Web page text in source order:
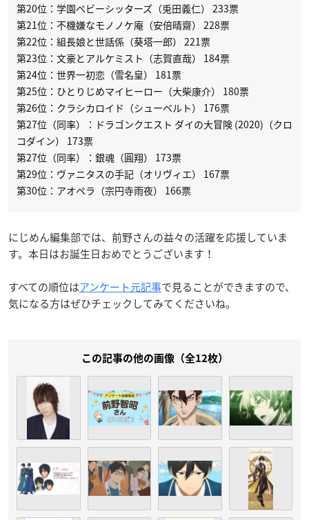
第20位：学園ベビーシッターズ（兎田義仁） 233票
第21位：不機嫌なモノノケ庵（安倍晴齋） 228票
第22位：組長娘と世話係（葵塔一郎） 221票
第23位：文豪とアルケミスト（志賀直哉） 184票
第24位：世界一初恋（雪名皇） 181票
第25位：ひとりじめマイヒーロー（大柴康介） 180票
第26位：クラシカロイド（シューベルト） 176票
第27位（同率）：ドラゴンクエスト ダイの大冒険 (2020)（クロ
コダイン） 173票
第27位（同率）：銀魂（圓翔） 173票
第29位：ヴァニタスの手記（オリヴィエ） 167票
第30位：アオペラ（宗円寺雨夜） 166票
にじめん編集部では、前野さんの益々の活躍を応援していま
す。本日はお誕生日おめでとうございます！
すべての順位はアンケート元記事で見ることができますので、
気になる方はぜひチェックしてみてくださいね。
この記事の他の画像（全12枚）